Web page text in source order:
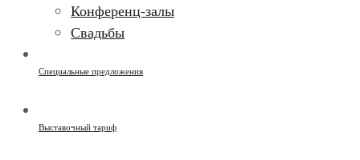
Конференц-залы
Свадьбы
Специальные предложения
Выставочный тариф